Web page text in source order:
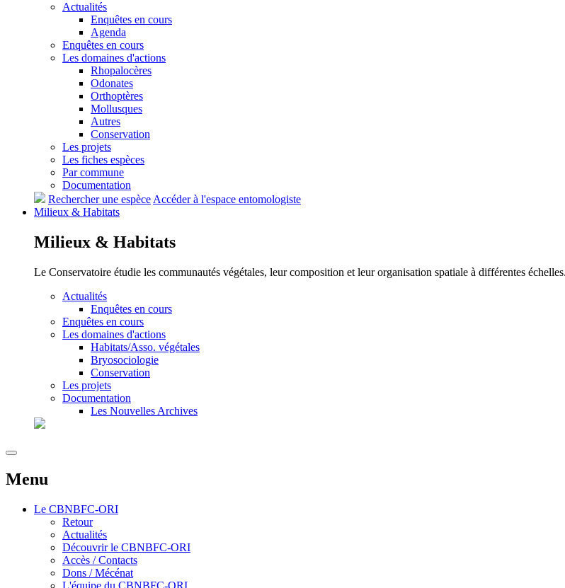
Actualités
Enquêtes en cours
Agenda
Enquêtes en cours
Les domaines d'actions
Rhopalocères
Odonates
Orthoptères
Mollusques
Autres
Conservation
Les projets
Les fiches espèces
Par commune
Documentation
Rechercher une espèce Accéder à l'espace entomologiste
Milieux & Habitats
Milieux & Habitats
Le Conservatoire étudie les communautés végétales, leur composition et leur organisation spatiale à différentes
Actualités
Enquêtes en cours
Enquêtes en cours
Les domaines d'actions
Habitats/Asso. végétales
Bryosociologie
Conservation
Les projets
Documentation
Les Nouvelles Archives
Menu
Le CBNBFC-ORI
Retour
Actualités
Découvrir le CBNBFC-ORI
Accès / Contacts
Dons / Mécénat
L'équipe du CBNBFC-ORI